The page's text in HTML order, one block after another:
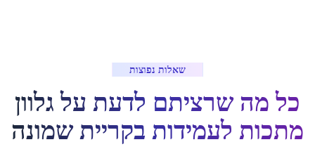
שאלות נפוצות
כל מה שרציתם לדעת על גלוון
מתכות לעמידות בקריית שמונה